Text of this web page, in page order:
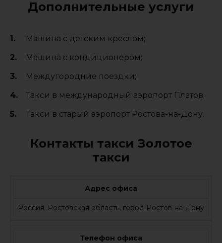
Дополнительные услуги
Машина с детским креслом;
Машина с кондиционером;
Междугородние поездки;
Такси в международный аэропорт Платов;
Такси в старый аэропорт Ростова-на-Дону.
Контакты такси Золотое
такси
Адрес офиса
Россия, Ростовская область, город Ростов-на-Дону
Телефон офиса